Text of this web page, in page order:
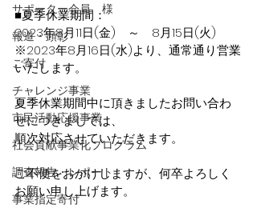
サポーター会員 様
報道・顕彰
ご寄付
チャレンジ事業
市民活動応援事業
社会貢献事業化プログラム
調査報告・レポート
事業指定寄付
■夏季休業期間：
2023年8月11日(金)　～　8月15日(火)
※2023年8月16日(水)より、通常通り営業
いたします。
夏季休業期間中に頂きましたお問い合わ
せにつきましては、
順次対応させていただきます。
ご不便をおかけしますが、何卒よろしく
お願い申し上げます。